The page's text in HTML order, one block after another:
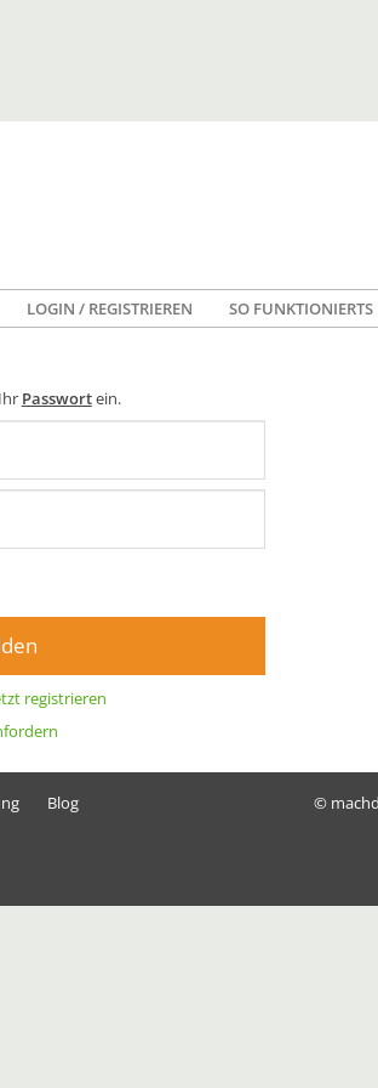
LOGIN / REGISTRIEREN SO FUNKTIONIERTS
Passwortein.
registrieren
Blog ©